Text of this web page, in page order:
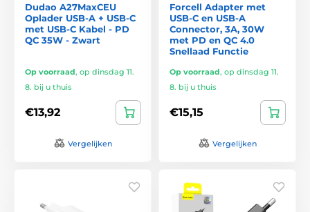
Dudao A27MaxCEU
Oplader USB-A + USB-C
met USB-C Kabel - PD
QC 35W - Zwart
Op voorraad, op dinsdag 11.
8. bij u thuis
€13,92
Vergelijken
Forcell Adapter met
USB-C en USB-A
Connector, 3A, 30W
met PD en QC 4.0
Snellaad Functie
Op voorraad, op dinsdag 11.
8. bij u thuis
€15,15
Vergelijken